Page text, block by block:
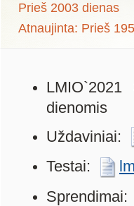
Prieš 2003 dienas
Atnaujinta: Prieš
dienomis
Uždaviniai:
Testai:
Sprendimai: